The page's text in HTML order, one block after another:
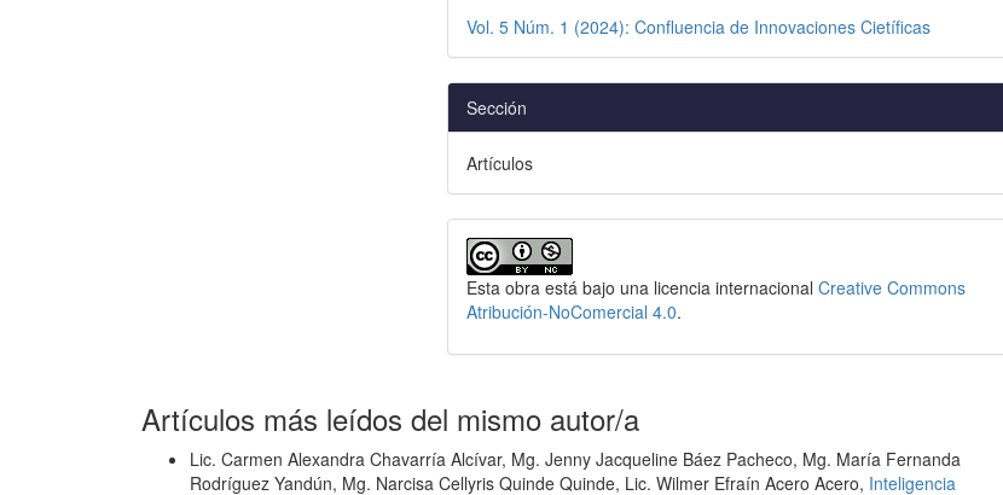
Vol. 5 Núm. 1 (2024): Confluencia de Innovaciones Cietíficas
Sección
Artículos
Esta obra está bajo una licencia internacionalCreative Commons
Atribución-NoComercial 4.0.
Artículos más leídos del mismo autor/a
Lic. Carmen Alexandra Chavarría Alcívar, Mg. Jenny Jacqueline Báez Pacheco, Mg. María Fernanda
Rodríguez Yandún, Mg. Narcisa Cellyris Quinde Quinde, Lic. Wilmer Efraín Acero Acero, Inteligencia